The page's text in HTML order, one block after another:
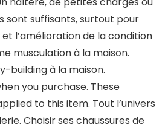
sont suffisants, surtout pour
l’amélioration de la condition
musculation à la maison.
building à la maison.
you purchase. These
to this item. Tout l’univers
Choisir ses chaussures de